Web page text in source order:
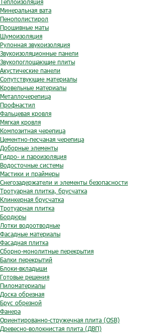
Теплоизоляция
Минеральная вата
Пенополистирол
Прошивные маты
Шумоизоляция
Рулонная звукоизоляция
Звукоизоляционные панели
Звукопоглощающие плиты
Акустические панели
Сопутствующие материалы
Кровельные материалы
Металлочерепица
Профнастил
Фальцевая кровля
Мягкая кровля
Композитная черепица
Цементно-песчаная черепица
Доборные элементы
Гидро- и пароизоляция
Водосточные системы
Мастики и праймеры
Снегозадержатели и элементы безопасности
Тротуарная плитка, брусчатка
Клинкерная брусчатка
Тротуарная плитка
Бордюры
Лотки водоотводные
Фасадные материалы
Фасадная плитка
Сборно-монолитные перекрытия
Балки перекрытий
Блоки-вкладыши
Готовые решения
Пиломатериалы
Доска обрезная
Брус обрезной
Фанера
Ориентированно-стружечная плита (OSB)
Древесно-волокнистая плита (ДВП)